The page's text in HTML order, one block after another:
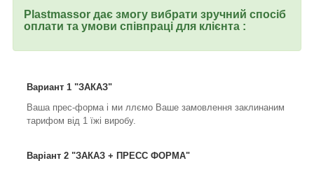
Plastmassor дає змогу вибрати зручний спосіб
оплати та умови співпраці для клієнта :
Вариант 1 "ЗАКАЗ"
Ваша прес-форма і ми ллємо Ваше замовлення заклинаним
тарифом від 1 їжі виробу.
Варіант 2 "ЗАКАЗ + ПРЕСС ФОРМА"